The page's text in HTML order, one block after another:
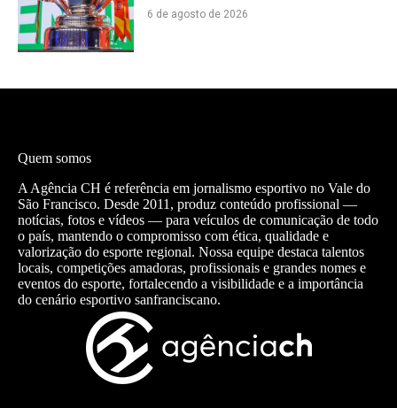
6 de agosto de 2026
Quem somos
A Agência CH é referência em jornalismo esportivo no Vale do
São Francisco. Desde 2011, produz conteúdo profissional —
notícias, fotos e vídeos — para veículos de comunicação de todo
o país, mantendo o compromisso com ética, qualidade e
valorização do esporte regional. Nossa equipe destaca talentos
locais, competições amadoras, profissionais e grandes nomes e
eventos do esporte, fortalecendo a visibilidade e a importância
do cenário esportivo sanfranciscano.